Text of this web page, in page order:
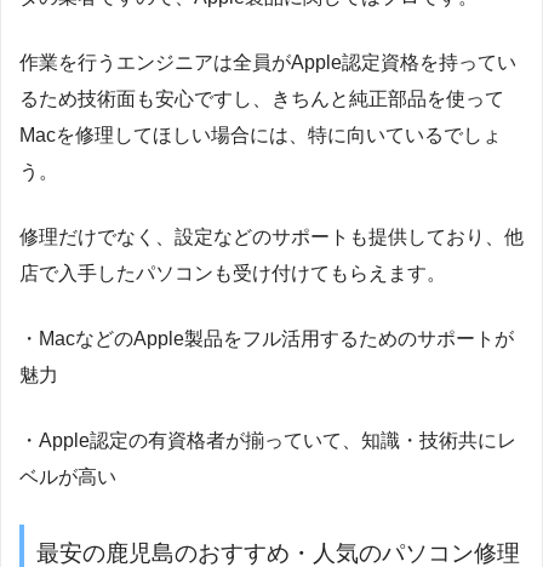
作業を行うエンジニアは全員がApple認定資格を持ってい
るため技術面も安心ですし、きちんと純正部品を使って
Macを修理してほしい場合には、特に向いているでしょ
う。
修理だけでなく、設定などのサポートも提供しており、他
店で入手したパソコンも受け付けてもらえます。
・MacなどのApple製品をフル活用するためのサポートが
魅力
・Apple認定の有資格者が揃っていて、知識・技術共にレ
ベルが高い
最安の鹿児島のおすすめ・人気のパソコン修理